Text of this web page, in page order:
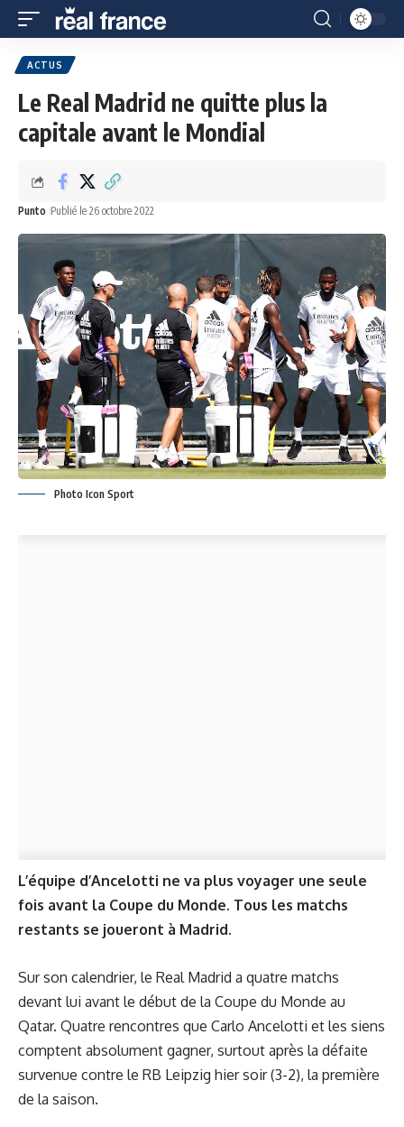
ACTUS
Le Real Madrid ne quitte plus la
capitale avant le Mondial
Punto Publié le 26 octobre 2022
Photo Icon Sport
L’équipe d’Ancelotti ne va plus voyager une seule
fois avant la Coupe du Monde. Tous les matchs
restants se joueront à Madrid.
Sur son calendrier, le Real Madrid a quatre matchs
devant lui avant le début de la Coupe du Monde au
Qatar. Quatre rencontres que Carlo Ancelotti et les siens
comptent absolument gagner, surtout après la défaite
survenue contre le RB Leipzig hier soir (3-2), la première
de la saison.